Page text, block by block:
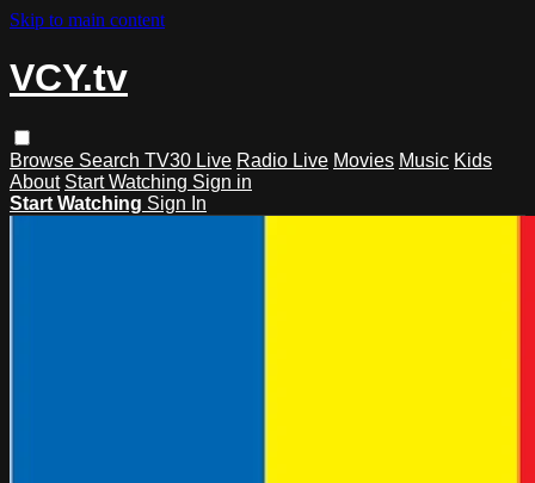
Skip to main content
VCY.tv
Browse Search TV30 Live Radio Live Movies Music Kids
About Start Watching Sign in
Start Watching Sign In